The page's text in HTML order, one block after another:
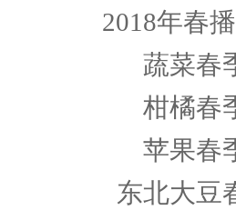
2018年春
蔬菜春
柑橘春
苹果春
东北大豆